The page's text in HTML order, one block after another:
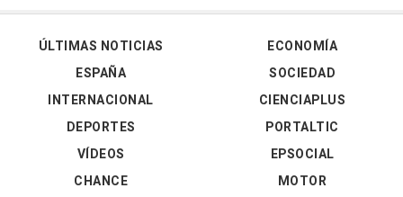
ÚLTIMAS NOTICIAS
ESPAÑA
INTERNACIONAL
DEPORTES
VÍDEOS
ECONOMÍA
SOCIEDAD
CIENCIAPLUS
PORTALTIC
EPSOCIAL
CHANCE
MOTOR